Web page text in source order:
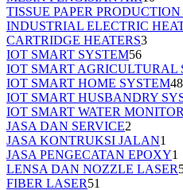
TISSUE PAPER
INDUSTRIAL ELECTRIC
CARTRIDGE HEATERS3
IOT SMART SYSTEM56
IOT SMART AGRICULTURAL
IOT SMART HOME SYSTEM48
IOT SMART HUSBANDRY
IOT SMART WATER
JASA DAN SERVICE2
JASA KONTRUKSI JALAN1
JASA PENGECATAN EPOXY1
LENSA DAN NOZZLE LASER
FIBER LASER51